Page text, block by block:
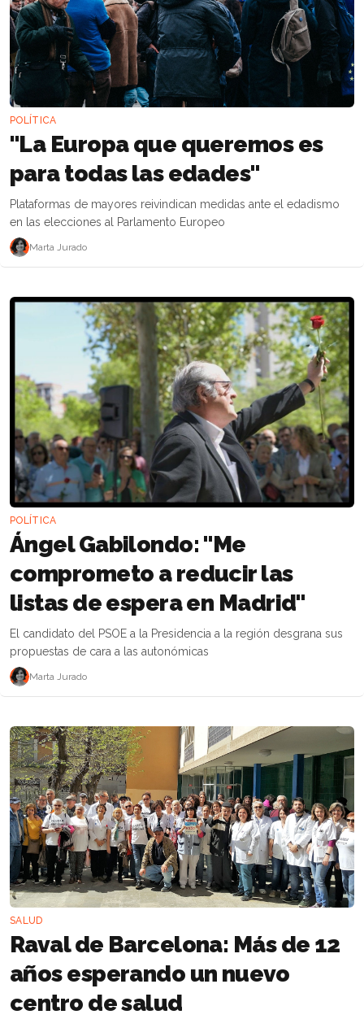
POLÍTICA
"La Europa que queremos es
para todas las edades"
Plataformas de mayores reivindican medidas ante el edadismo
en las elecciones al Parlamento Europeo
Marta Jurado
POLÍTICA
Ángel Gabilondo: "Me
comprometo a reducir las
listas de espera en Madrid"
El candidato del PSOE a la Presidencia a la región desgrana sus
propuestas de cara a las autonómicas
Marta Jurado
SALUD
Raval de Barcelona: Más de 12
años esperando un nuevo
centro de salud